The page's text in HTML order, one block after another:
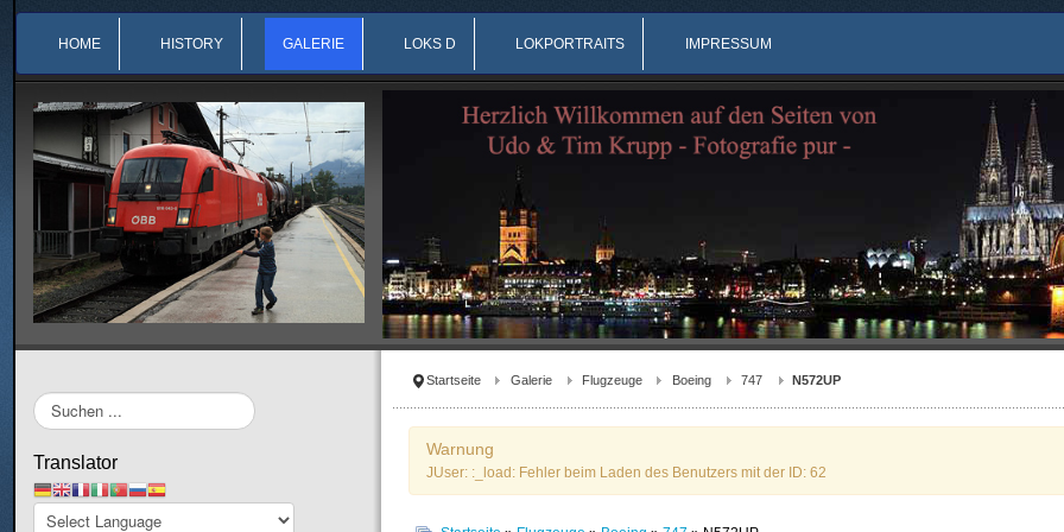
HOME HISTORY GALERIE LOKS D LOKPORTRAITS IMPRESSUM
Startseite Galerie Flugzeuge Boeing 747 N572UP
Warnung
JUser: :_load: Fehler beim Laden des Benutzers mit der ID: 62
Suchen
...
Translator